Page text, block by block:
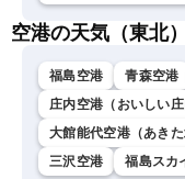
空港の天気（東北）
福島空港 青森空港
庄内空港（おいしい庄
大館能代空港（あきた
三沢空港
福島スカ